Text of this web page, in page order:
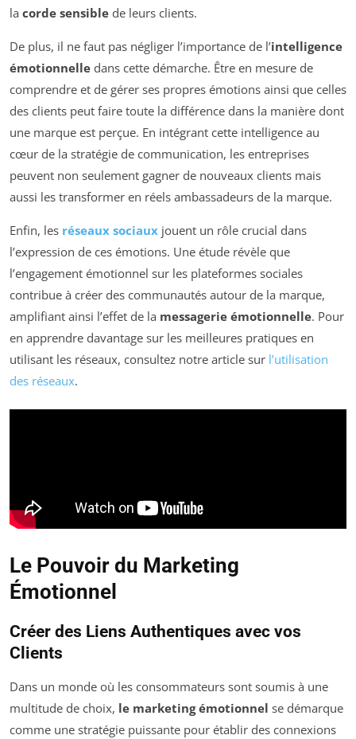
la corde sensible de leurs clients.
De plus, il ne faut pas négliger l’importance de l’intelligence
émotionnelle dans cette démarche. Être en mesure de
comprendre et de gérer ses propres émotions ainsi que celles
des clients peut faire toute la différence dans la manière dont
une marque est perçue. En intégrant cette intelligence au
cœur de la stratégie de communication, les entreprises
peuvent non seulement gagner de nouveaux clients mais
aussi les transformer en réels ambassadeurs de la marque.
Enfin, les réseaux sociaux jouent un rôle crucial dans
l’expression de ces émotions. Une étude révèle que
l’engagement émotionnel sur les plateformes sociales
contribue à créer des communautés autour de la marque,
amplifiant ainsi l’effet de la messagerie émotionnelle. Pour
en apprendre davantage sur les meilleures pratiques en
utilisant les réseaux, consultez notre article sur l’utilisation
des réseaux.
Le Pouvoir du Marketing
Émotionnel
Créer des Liens Authentiques avec vos
Clients
Dans un monde où les consommateurs sont soumis à une
multitude de choix, le marketing émotionnel se démarque
comme une stratégie puissante pour établir des connexions